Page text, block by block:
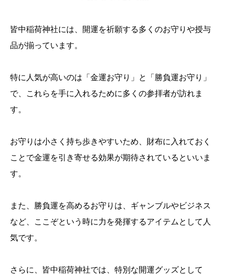
皆中稲荷神社には、開運を祈願する多くのお守りや授与
品が揃っています。
特に人気が高いのは「金運お守り」と「勝負運お守り」
で、これらを手に入れるために多くの参拝者が訪れま
す。
お守りは小さく持ち歩きやすいため、財布に入れておく
ことで金運を引き寄せる効果が期待されているといいま
す。
また、勝負運を高めるお守りは、ギャンブルやビジネス
など、ここぞという時に力を発揮するアイテムとして人
気です。
さらに、皆中稲荷神社では、特別な開運グッズとして